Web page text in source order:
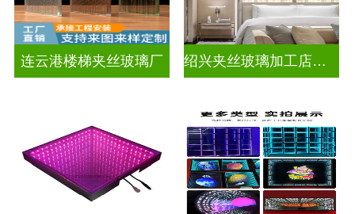
连云港楼梯夹丝玻璃厂 绍兴夹丝玻璃加工店电话